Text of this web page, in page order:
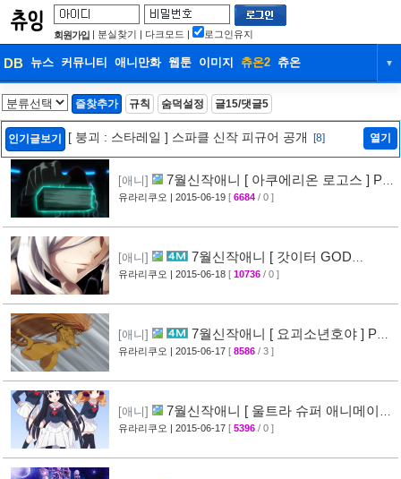
회원가입 | 분실찾기 | 다크모드 | 로그인유지
DB 뉴스 커뮤니티 애니만화 웹툰 이미지 츄온2 츄온 ▼
DB 뉴스 커뮤니티
웹툰 이미지 츄온2
즐찾추가 규칙 숨덕설정 글15/댓글5
인기글보기 [ 붕괴 : 스타레일 ] 스파클 신작 피규어 공개 [8] 열기
[애니]
7월신작애니 [ 아쿠에리온 로고스 ] PV
영상 공개
[25]
유라리쿠오 | 2015-06-19 [ 6684 / 0 ]
[애니]
7월신작애니 [ 갓이터 GOD
EATER ] CM 영상 공개
[29]
유라리쿠오 | 2015-06-18 [ 10736 / 0 ]
[애니]
7월신작애니 [ 요괴소년호야 ] PV
영상 공개 (우시오와 토라)
유라리쿠오 | 2015-06-17 [ 8586 / 3 ]
[애니]
7월신작애니 [ 울트라 슈퍼 애니메이션
타임 ] CM 영상 공개 [23]
유라리쿠오 | 2015-06-17 [ 5396 / 0 ]